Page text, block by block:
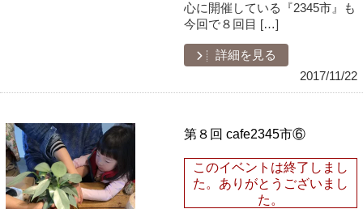
心に開催している『2345市』も
今回で８回目 […]
詳細を見る
2017/11/22
第８回 cafe2345市⑥
このイベントは終了しまし
た。ありがとうございまし
た。